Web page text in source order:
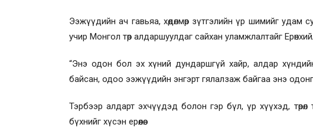
Ээжүүдийн ач гавьяа, хөдөлмөр зүтгэлийн үр шимийг удам
учир Монгол төр алдаршуулдаг сайхан уламжлалтайг
“Энэ одон бол эх хүний дундаршгүй хайр, алдар
байсан, одоо ээжүүдийн энгэрт гялалзаж байгаа энэ
Тэрбээр алдарт эхчүүдэд болон гэр бүл, үр хүүхэд, төрөл
бүхнийг хүсэн ерөөлөө.